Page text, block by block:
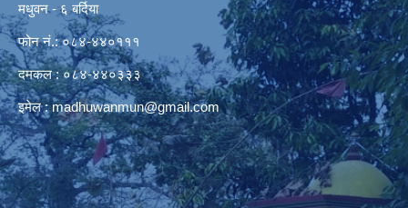
मधुवन - ६ बर्दिया
फोन नं.: ०८४-४४०१११
दमकल : ०८४-४४०३३३
इमेल :madhuwanmun@gmail.com